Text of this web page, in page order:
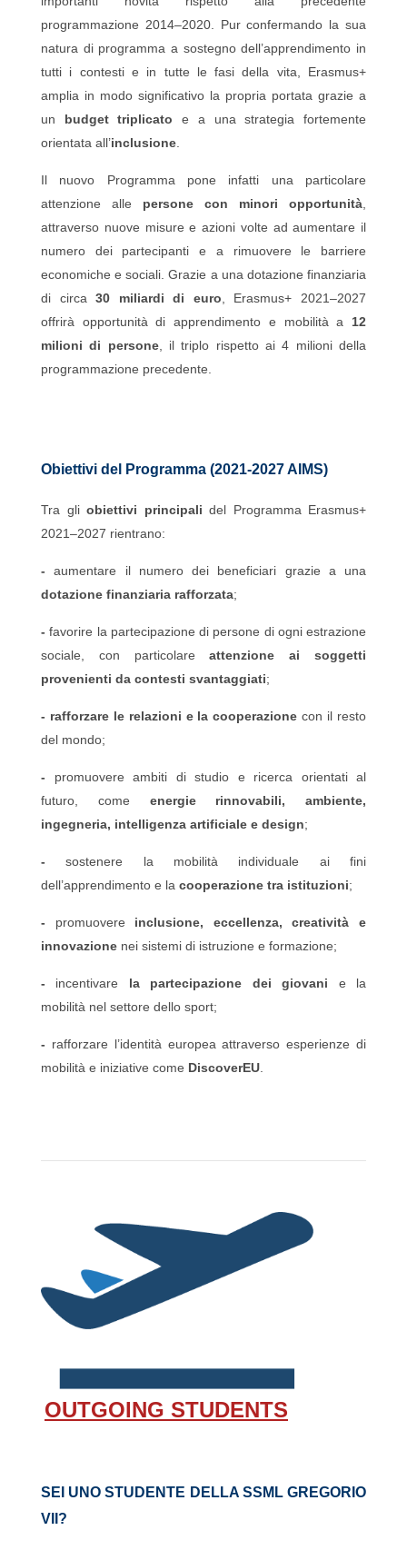
programmazione 2014–2020. Pur confermando la sua
natura di programma a sostegno dell’apprendimento in
tutti i contesti e in tutte le fasi della vita, Erasmus+
amplia in modo significativo la propria portata grazie a
un budget triplicato e a una strategia fortemente
orientata all’inclusione.
Il nuovo Programma pone infatti una particolare
attenzione alle persone con minori opportunità,
attraverso nuove misure e azioni volte ad aumentare il
numero dei partecipanti e a rimuovere le barriere
economiche e sociali. Grazie a una dotazione finanziaria
di circa30 miliardi di euro, Erasmus+ 2021–2027
offrirà opportunità di apprendimento e mobilità a 12
milioni di persone, il triplo rispetto ai 4 milioni della
programmazione precedente.
Obiettivi del Programma (2021-2027 AIMS)
Tra gli obiettivi principali del Programma Erasmus+
2021–2027 rientrano:
-aumentare il numero dei beneficiari grazie a una
dotazione finanziaria rafforzata;
-favorire la partecipazione di persone di ogni estrazione
sociale, con particolareattenzione ai soggetti
provenienti da contesti svantaggiati;
- rafforzare le relazioni e la cooperazione con il resto
del mondo;
- promuovere ambiti di studio e ricerca orientati al
futuro, come energie rinnovabili, ambiente,
ingegneria, intelligenza artificiale e design;
-sostenere la mobilità individuale ai fini
dell’apprendimento e la cooperazione tra istituzioni;
- promuovere inclusione, eccellenza, creatività e
innovazione nei sistemi di istruzione e formazione;
- incentivare la partecipazione dei giovani e la
mobilità nel settore dello sport;
- rafforzare l’identità europea attraverso esperienze di
mobilità e iniziative come DiscoverEU.
OUTGOING STUDENTS
SEI UNO STUDENTE DELLA SSML GREGORIO
VII?